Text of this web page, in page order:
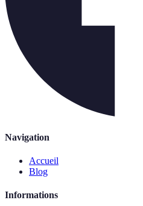
Navigation
Accueil
Blog
Informations